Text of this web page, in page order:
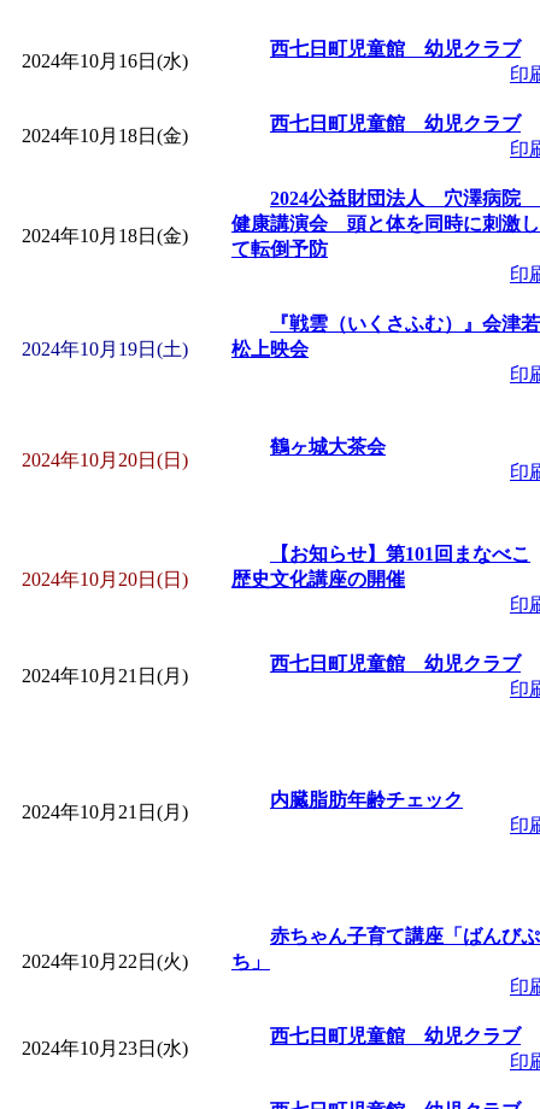
」 受付期間：～
みなづる号乗車体
de 健康づくり」
」
「皆鶴姫のこびる塾
」 受付期間：～
「みなづる号乗車体
2024年10月16日(水)
西七日町児童館 幼児クラブ
印
2024年10月18日(金)
西七日町児童館 幼児クラブ
印
2024年10月18日(金)
2024公益財団法人 穴澤病院
健康講演会 頭と体を同時に刺激し
て転倒予防
印
2024年10月19日(土)
『戦雲（いくさふむ）』会津若
松上映会
印
2024年10月20日(日)
鶴ヶ城大茶会
印
2024年10月20日(日)
【お知らせ】第101回まなべこ
歴史文化講座の開催
印
2024年10月21日(月)
西七日町児童館 幼児クラブ
印
2024年10月21日(月)
内臓脂肪年齢チェック
印
2024年10月22日(火)
赤ちゃん子育て講座「ばんびぷ
ち」
印
2024年10月23日(水)
西七日町児童館 幼児クラブ
印